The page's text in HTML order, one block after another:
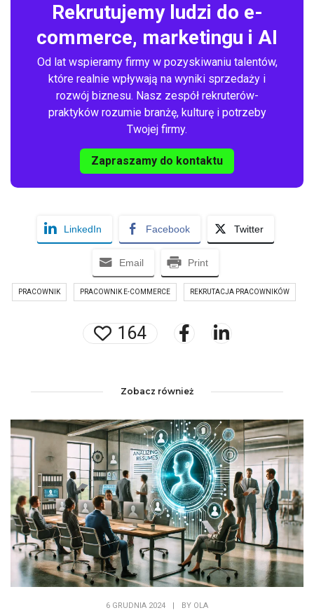
Rekrutujemy ludzi do e-
commerce, marketingu i AI
Od lat wspieramy firmy w pozyskiwaniu talentów,
które realnie wpływają na wyniki sprzedaży i
rozwój biznesu. Nasz zespół rekruterów-
praktyków rozumie branżę, kulturę i potrzeby
Twojej firmy.
Zapraszamy do kontaktu
LinkedIn Facebook Twitter
Email Print
PRACOWNIK PRACOWNIK E-COMMERCE REKRUTACJA PRACOWNIKÓW
164
Zobacz również
6 GRUDNIA 2024 | BY OLA